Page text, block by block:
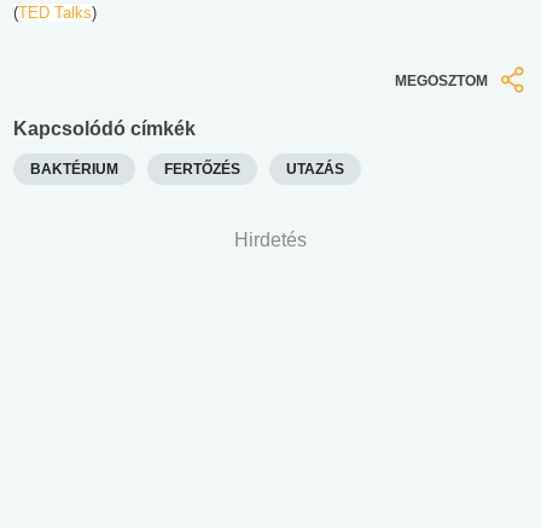
(TED Talks)
MEGOSZTOM
Kapcsolódó címkék
BAKTÉRIUM FERTŐZÉS UTAZÁS
Hirdetés